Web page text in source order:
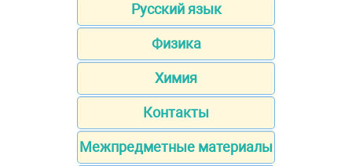
Русский язык
Физика
Химия
Контакты
Межпредметные материалы